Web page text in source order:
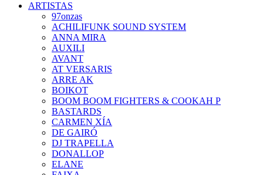
ARTISTAS
97onzas
ACHILIFUNK SOUND SYSTEM
ANNA MIRA
AUXILI
AVANT
AT VERSARIS
ARRE AK
BOIKOT
BOOM BOOM FIGHTERS & COOKAH P
BASTARDS
CARMEN XÍA
DE GAIRÓ
DJ TRAPELLA
DONALLOP
ELANE